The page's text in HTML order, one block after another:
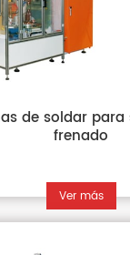
de soldar
frenado
Ver más